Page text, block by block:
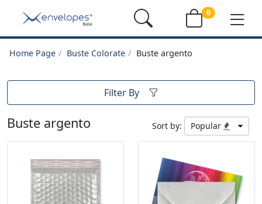
0
Home Page Buste Colorate Buste argento
Filter By
Buste argento Sort by: Popular